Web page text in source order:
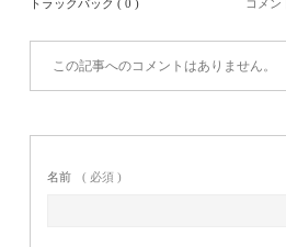
トラックバック ( 0 ) コメン
この記事へのコメントはありません。
名前 ( 必須 )